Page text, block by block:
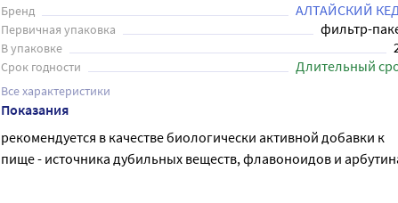
Бренд АЛТАЙСКИЙ
Первичная упаковка фильтр-
В упаковке
Срок годности Длительный
Все характеристики
Показания
рекомендуется в качестве биологически активной добавки к
пище - источника дубильных веществ, флавоноидов и